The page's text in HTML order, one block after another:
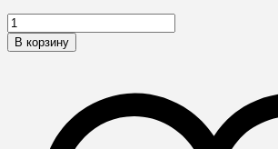
В корзину